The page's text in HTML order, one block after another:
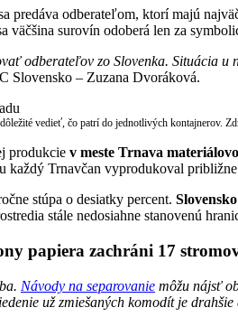
predáva odberateľom, ktorí majú
väčšina surovín odoberá len za
odberateľov zo Slovenka. Situácia
Slovensko – Zuzana Dvoráková.
vedieť, čo patrí do jednotlivých kontajnerov.
produkcie v meste Trnava
každý Trnavčan vyprodukoval
stúpa o desiatky percent.
stále nedosiahne stanovenú
papiera zachráni 17
Návody na separovanie môžu nájsť
už zmiešaných komodít je